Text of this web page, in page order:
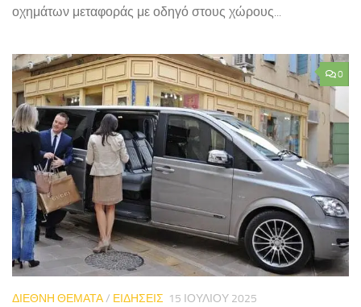
οχημάτων μεταφοράς με οδηγό στους χώρους...
0
ΔΙΕΘΝΗ ΘΕΜΑΤΑ/ ΕΙΔΗΣΕΙΣ 15 ΙΟΥΛΊΟΥ 2025